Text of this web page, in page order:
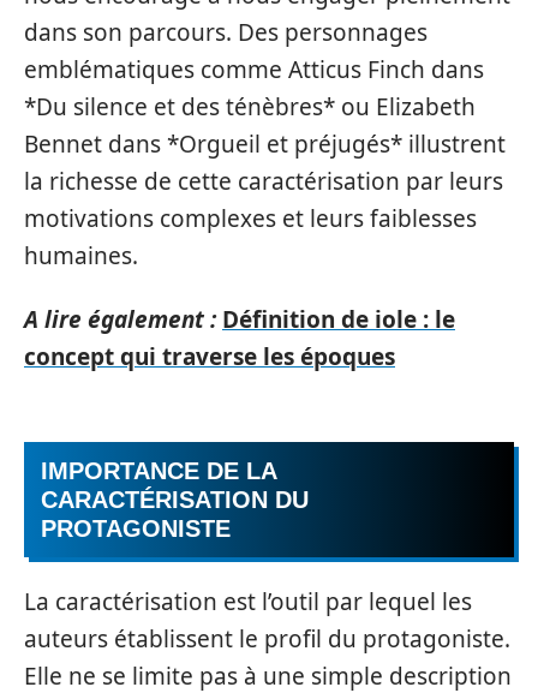
dans son parcours. Des personnages
emblématiques comme Atticus Finch dans
*Du silence et des ténèbres* ou Elizabeth
Bennet dans *Orgueil et préjugés* illustrent
la richesse de cette caractérisation par leurs
motivations complexes et leurs faiblesses
humaines.
A lire également : Définition de iole : le
concept qui traverse les époques
IMPORTANCE DE LA
CARACTÉRISATION DU
PROTAGONISTE
La caractérisation est l’outil par lequel les
auteurs établissent le profil du protagoniste.
Elle ne se limite pas à une simple description